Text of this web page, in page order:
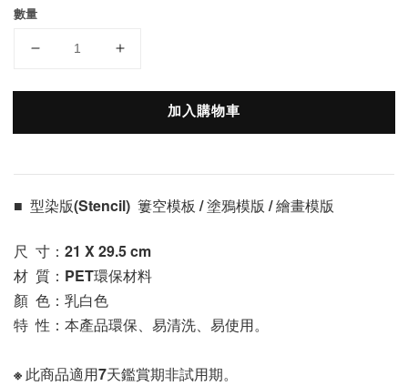
數量
加入購物車
■  型染版(Stencil)  簍空模板 / 塗鴉模版 / 繪畫模版
尺  寸：21 X 29.5 cm
材  質：PET環保材料
顏  色：乳白色
特  性：本產品環保、易清洗、易使用。
※ 此商品適用7天鑑賞期非試用期。